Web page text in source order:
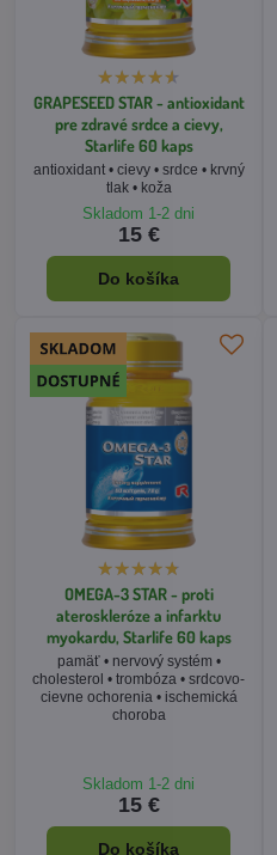
GRAPESEED STAR - antioxidant
pre zdravé srdce a cievy,
Starlife 60 kaps
antioxidant • cievy • srdce • krvný
tlak • koža
Skladom 1-2 dni
15 €
Do košíka
OMEGA-3 STAR - proti
ateroskleróze a infarktu
myokardu, Starlife 60 kaps
pamäť • nervový systém •
cholesterol • trombóza • srdcovo-
cievne ochorenia • ischemická
choroba
Skladom 1-2 dni
15 €
Do košíka